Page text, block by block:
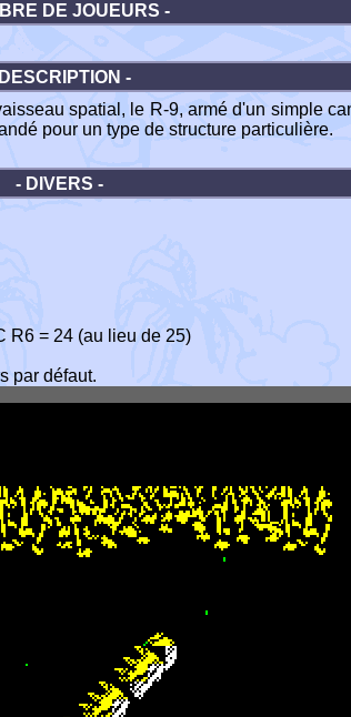
DE JOUEURS -
-
spatial, le R-9, armé d'un simple
pour un type de structure particulière.
- DIVERS -
R6 = 24 (au lieu de 25)
par défaut.